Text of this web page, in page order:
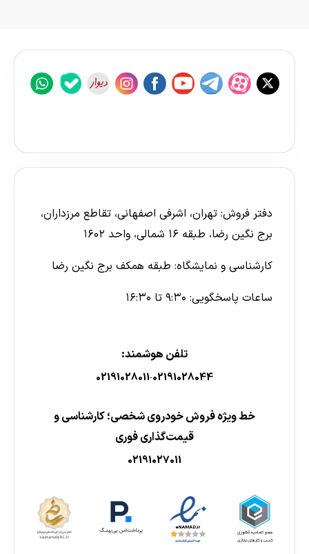
دفتر فروش: تهران، اشرفی اصفهانی، تقاطع مرزداران،
برج نگین رضا، طبقه ۱۶ شمالی، واحد ۱۶۰۲
کارشناسی و نمایشگاه: طبقه همکف برج نگین رضا
ساعات پاسخگویی: ۹:۳۰ تا ۱۶:۳۰
تلفن هوشمند:
02191028011-02191028044
خط ویژه فروش خودروی شخصی؛ کارشناسی و
قیمت‌گذاری فوری
02191027011